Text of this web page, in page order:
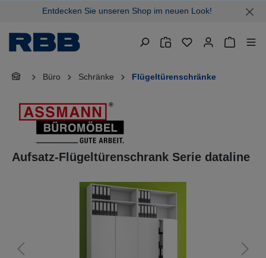
springenEntdecken Sie unseren Shop im neuen Look!
Büro Schränke Flügeltürenschränke
Aufsatz-Flügeltürenschrank Serie dataline
Bildergalerie überspringen